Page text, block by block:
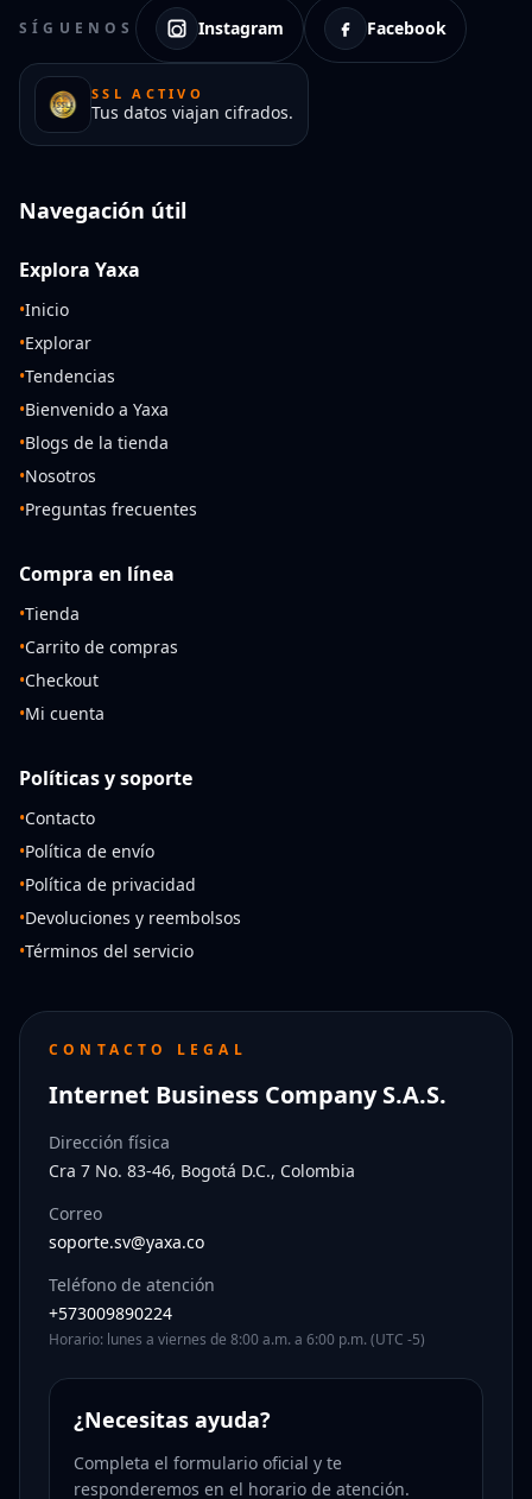
SÍGUENOS Instagram Facebook
SSL ACTIVO
Tus datos viajan cifrados.
Navegación útil
Explora Yaxa
•Inicio
•Explorar
•Tendencias
•Bienvenido a Yaxa
•Blogs de la tienda
•Nosotros
•Preguntas frecuentes
Compra en línea
•Tienda
•Carrito de compras
•Checkout
•Mi cuenta
Políticas y soporte
•Contacto
•Política de envío
•Política de privacidad
•Devoluciones y reembolsos
•Términos del servicio
CONTACTO LEGAL
Internet Business Company S.A.S.
Dirección física
Cra 7 No. 83-46, Bogotá D.C., Colombia
Correo
soporte.sv@yaxa.co
Teléfono de atención
+573009890224
Horario: lunes a viernes de 8:00 a.m. a 6:00 p.m. (UTC -5)
¿Necesitas ayuda?
Completa el formulario oficial y te
responderemos en el horario de atención.